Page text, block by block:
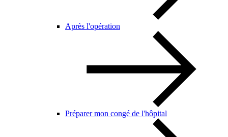
Après l'opération
Préparer mon congé de l'hôpital